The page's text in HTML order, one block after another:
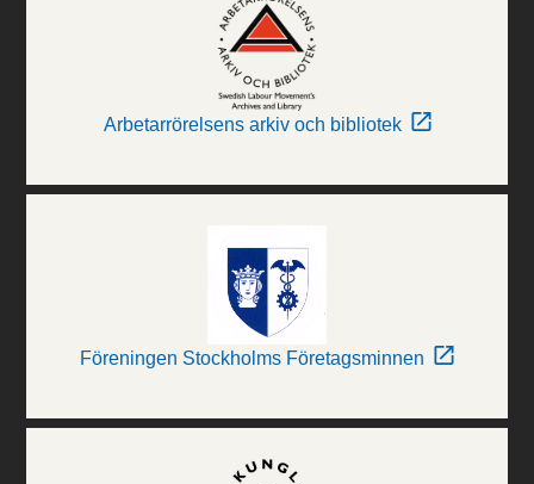
Arbetarrörelsens arkiv och bibliotek
Föreningen Stockholms Företagsminnen